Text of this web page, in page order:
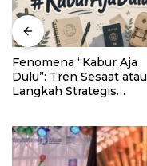
Fenomena “Kabur Aja
Dulu”: Tren Sesaat atau
Langkah Strategis